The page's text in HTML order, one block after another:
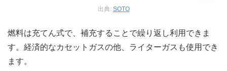
出典: SOTO
燃料は充てん式で、補充することで繰り返し利用できま
す。経済的なカセットガスの他、ライターガスも使用でき
ます。